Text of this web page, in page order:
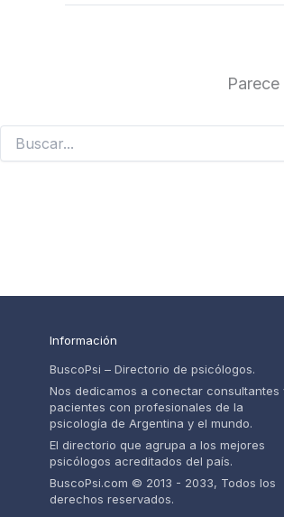
por:
Información
BuscoPsi – Directorio de psicólogos.
Nos dedicamos a conectar consultantes
pacientes con profesionales de la
psicología de Argentina y el mundo.
El directorio que agrupa a los mejores
psicólogos acreditados del país.
BuscoPsi.com © 2013 - 2033, Todos los
derechos reservados.